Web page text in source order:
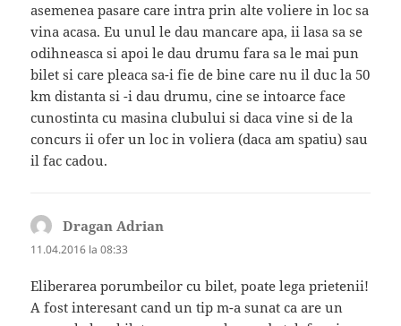
asemenea pasare care intra prin alte voliere in loc sa
vina acasa. Eu unul le dau mancare apa, ii lasa sa se
odihneasca si apoi le dau drumu fara sa le mai pun
bilet si care pleaca sa-i fie de bine care nu il duc la 50
km distanta si -i dau drumu, cine se intoarce face
cunostinta cu masina clubului si daca vine si de la
concurs ii ofer un loc in voliera (daca am spatiu) sau
il fac cadou.
Dragan Adrian
11.04.2016 la 08:33
Eliberarea porumbeilor cu bilet, poate lega prietenii!
A fost interesant cand un tip m-a sunat ca are un